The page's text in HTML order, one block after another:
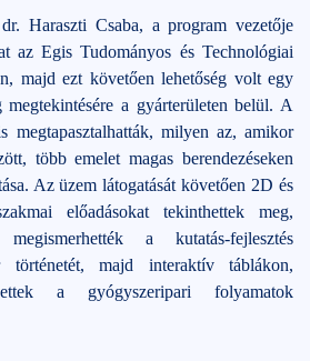
Haraszti Csaba, a program vezetője
az Egis Tudományos és Technológiai
majd ezt követően lehetőség volt egy
megtekintésére a gyárterületen belül. A
megtapasztalhatták, milyen az, amikor
több emelet magas berendezéseken
Az üzem látogatását követően 2D és
előadásokat tekinthettek meg,
a kutatás-fejlesztés
majd interaktív táblákon,
a gyógyszeripari folyamatok